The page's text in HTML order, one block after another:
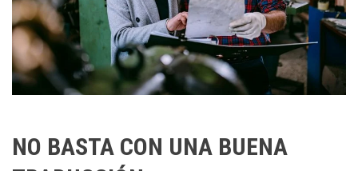
NO BASTA CON UNA BUENA